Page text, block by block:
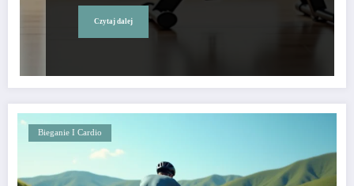
Czytaj dalej
Bieganie I Cardio